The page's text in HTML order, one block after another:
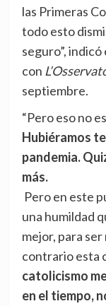
las Primeras
todo esto
seguro”,
con
septiembre.
“Pero eso no
Hubiéramos
pandemia.
más.
Pero en este
una humildad
mejor, para
contrario esta
catolicismo
en el tiempo,